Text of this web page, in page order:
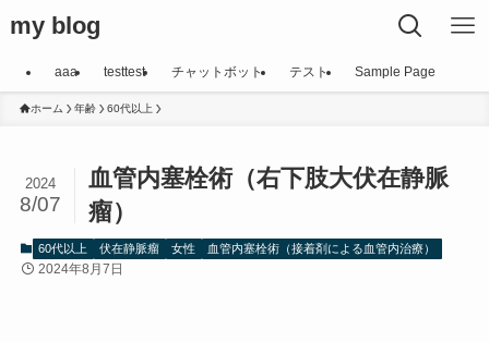
my blog
aaa testtest チャットボット テスト Sample Page
ホーム 年齢 60代以上
血管内塞栓術（右下肢大伏在静脈
瘤）
2024
8/07
60代以上 伏在静脈瘤 女性 血管内塞栓術（接着剤による血管内治療）
2024年8月7日